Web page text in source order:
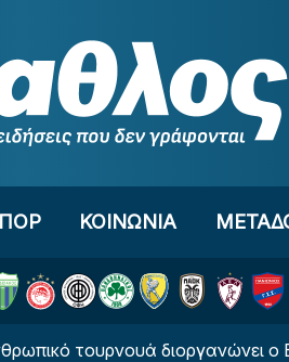
ΚΟΙΝΩΝΙΑ
τουρνουά διοργανώνει ο Βόλος